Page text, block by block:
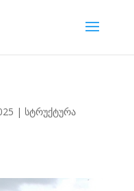
| სტრუქტურა